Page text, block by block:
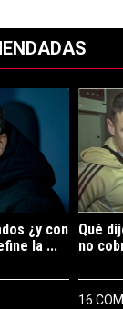
con el título
¿y con
la ...
Un
Qué
no
16